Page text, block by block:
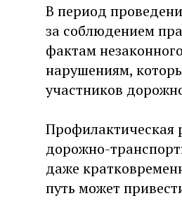
В период
за соблюдением
фактам
нарушениям,
участников
Профилактическая
дорожно-
даже
путь может